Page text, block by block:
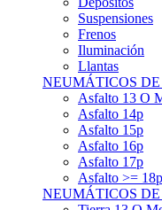
Suspensiones
Frenos
Iluminación
Llantas
NEUMÁTICOS
Asfalto 13 O
Asfalto 14p
Asfalto 15p
Asfalto 16p
Asfalto 17p
Asfalto >= 18p
NEUMÁTICOS